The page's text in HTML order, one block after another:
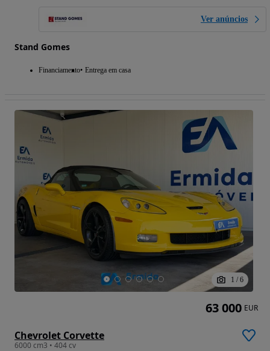
Ver anúncios
Stand Gomes
Financiamento Entrega em casa
1 / 6
Chevrolet Corvette
6000 cm3 • 404 cv
63 000 EUR